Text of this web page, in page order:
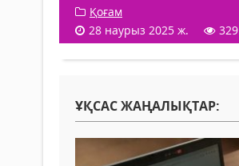
Қоғам
28 наурыз 2025 ж.
329
ҰҚСАС ЖАҢАЛЫҚТАР: